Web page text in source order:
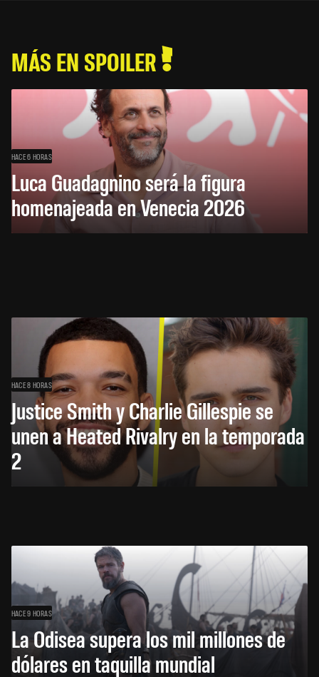
MÁS EN SPOILER
HACE 6 HORAS
Luca Guadagnino será la figura
homenajeada en Venecia 2026
HACE 8 HORAS
Justice Smith y Charlie Gillespie se
unen a Heated Rivalry en la temporada
2
HACE 9 HORAS
La Odisea supera los mil millones de
dólares en taquilla mundial